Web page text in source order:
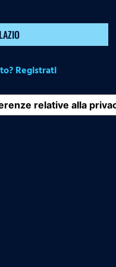
Registrati
relative alla